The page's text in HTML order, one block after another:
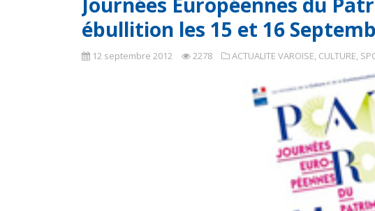
ébullition les 15 et 16
12 septembre 2012 2278 ACTUALITE VAROISE, CULTURE,